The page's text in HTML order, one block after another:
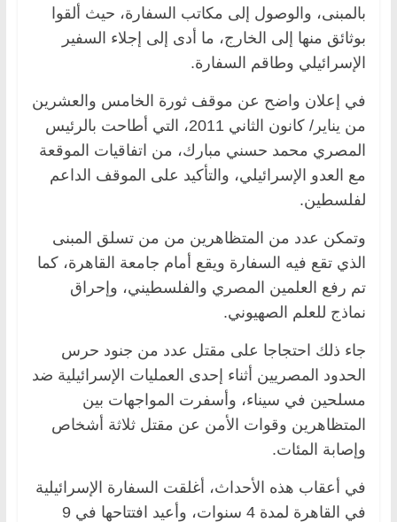
بالمبنى، والوصول إلى مكاتب السفارة، حيث ألقوا
بوثائق منها إلى الخارج، ما أدى إلى إجلاء السفير
الإسرائيلي وطاقم السفارة.
في إعلان واضح عن موقف ثورة الخامس والعشرين
من يناير/ كانون الثاني 2011، التي أطاحت بالرئيس
المصري محمد حسني مبارك، من اتفاقيات الموقعة
مع العدو الإسرائيلي، والتأكيد على الموقف الداعم
لفلسطين.
وتمكن عدد من المتظاهرين من من تسلق المبنى
الذي تقع فيه السفارة ويقع أمام جامعة القاهرة، كما
تم رفع العلمين المصري والفلسطيني، وإحراق
نماذج للعلم الصهيوني.
جاء ذلك احتجاجا على مقتل عدد من جنود حرس
الحدود المصريين أثناء إحدى العمليات الإسرائيلية ضد
مسلحين في سيناء، وأسفرت المواجهات بين
المتظاهرين وقوات الأمن عن مقتل ثلاثة أشخاص
وإصابة المئات.
في أعقاب هذه الأحداث، أغلقت السفارة الإسرائيلية
في القاهرة لمدة 4 سنوات، وأعيد افتتاحها في 9